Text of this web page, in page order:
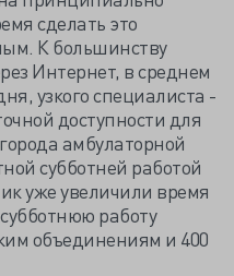
сделать это
К большинству
Интернет, в среднем
узкого специалиста -
доступности для
амбулаторной
субботней работой
уже увеличили время
работу
объединениям и 400